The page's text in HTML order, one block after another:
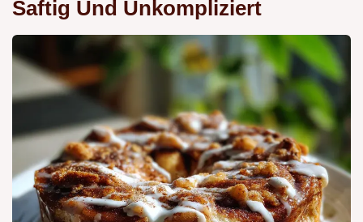
Saftig Und Unkompliziert